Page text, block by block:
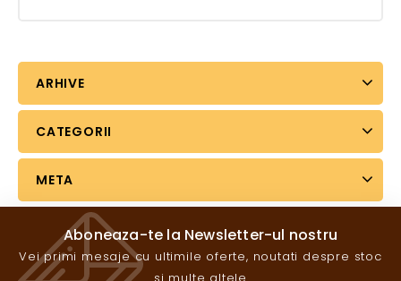
ARHIVE
CATEGORII
META
Aboneaza-te la Newsletter-ul nostru
Vei primi mesaje cu ultimile oferte, noutati despre stoc